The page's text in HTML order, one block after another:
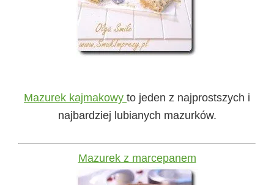
Mazurek kajmakowy to jeden z najprostszych i
najbardziej lubianych mazurków.
Mazurek z marcepanem